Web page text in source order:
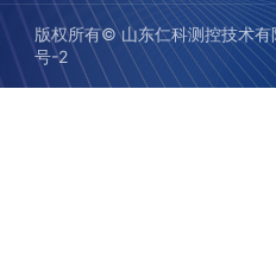
版权所有©️ 山东仁科测控技术
号-2